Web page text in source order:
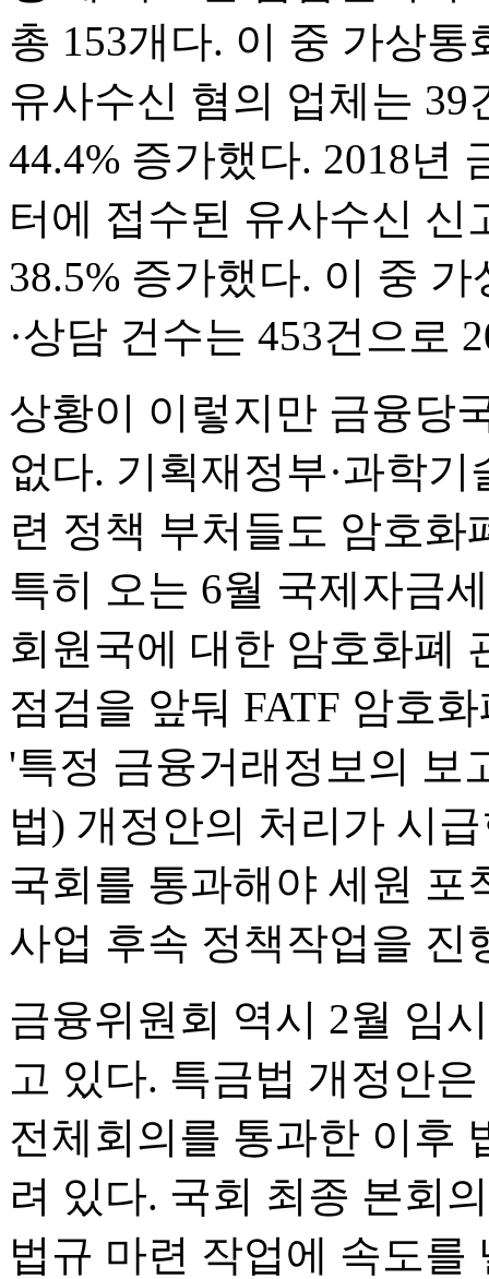
총 153개다. 이 중 가상통
유사수신 혐의 업체는 39
44.4% 증가했다. 2018년
터에 접수된 유사수신 신
38.5% 증가했다. 이 중
·상담 건수는 453건으로
상황이 이렇지만 금융당
없다. 기획재정부·과학
련 정책 부처들도 암호
특히 오는 6월 국제자금
회원국에 대한 암호화폐
점검을 앞둬 FATF 암호
'특정 금융거래정보의 보
법) 개정안의 처리가 시
국회를 통과해야 세원 포
사업 후속 정책작업을 진
금융위원회 역시 2월 임
고 있다. 특금법 개정안
전체회의를 통과한 이후
려 있다. 국회 최종 본회
법규 마련 작업에 속도를